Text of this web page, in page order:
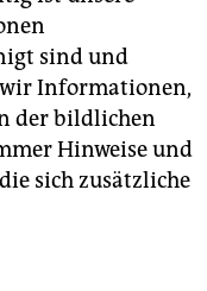
sind und
Informationen,
der bildlichen
Hinweise und
sich zusätzliche